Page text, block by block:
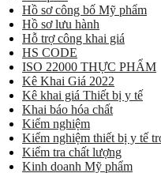
Hồ sơ công bố Mỹ phẩm
Hồ sơ lưu hành
Hỗ trợ công khai giá
HS CODE
ISO 22000 THỰC PHẨM
Kê Khai Giá 2022
Kê khai giá Thiết bị y tế
Khai báo hóa chất
Kiểm nghiệm
Kiểm nghiệm thiết bị y tế
Kiểm tra chất lượng
Kinh doanh Mỹ phẩm